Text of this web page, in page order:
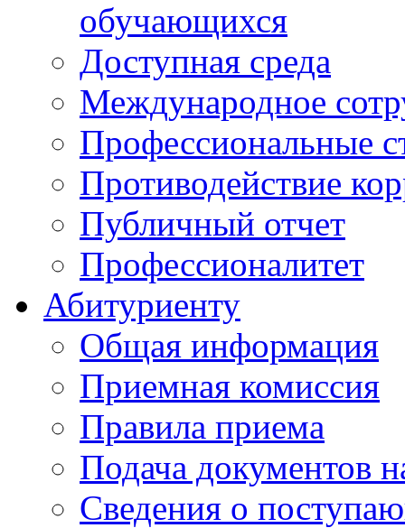
обучающихся
Доступная среда
Международное
Профессиональные
Противодействие
Публичный отчет
Профессионалитет
Абитуриенту
Общая информация
Приемная комиссия
Правила приема
Подача документов
Сведения о